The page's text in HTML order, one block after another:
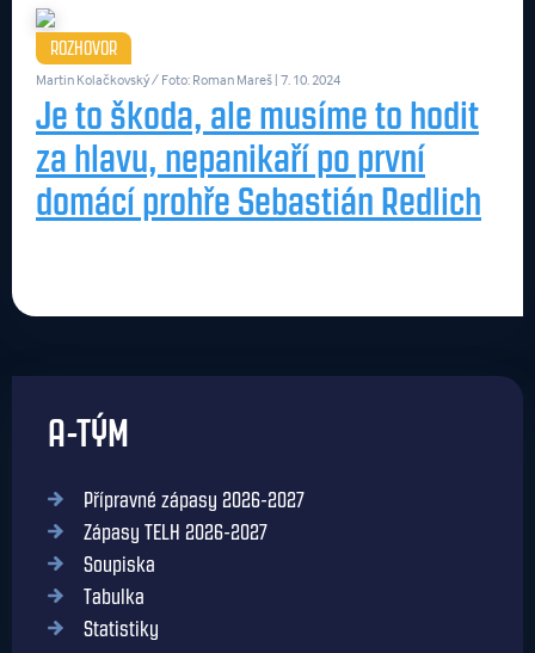
ROZHOVOR
Martin Kolačkovský / Foto: Roman Mareš | 7. 10. 2024
Je to škoda, ale musíme to hodit
za hlavu, nepanikaří po první
domácí prohře Sebastián Redlich
A-TÝM
Přípravné zápasy 2026-2027
Zápasy TELH 2026-2027
Soupiska
Tabulka
Statistiky